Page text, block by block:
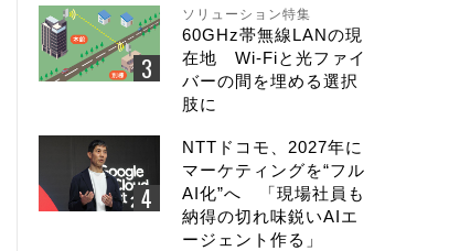
ソリューション特集
60GHz帯無線LANの現
在地 Wi-Fiと光ファイ
バーの間を埋める選択
肢に
NTTドコモ、2027年に
マーケティングを“フル
AI化”へ 「現場社員も
納得の切れ味鋭いAIエ
ージェント作る」